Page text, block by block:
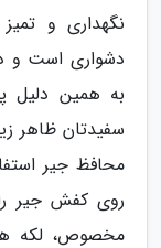
نگهداری و
دشواری است و
به همین دلیل
سفیدتان ظاهر
محافظ جیر
روی کفش جیر
مخصوص، لکه